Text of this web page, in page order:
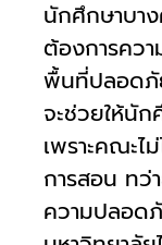
นักศึกษาบา
ต้องการคว
พื้นที่ปลอดภั
จะช่วยให้นั
เพราะคณะไ
การสอน ทว่
ความปลอด